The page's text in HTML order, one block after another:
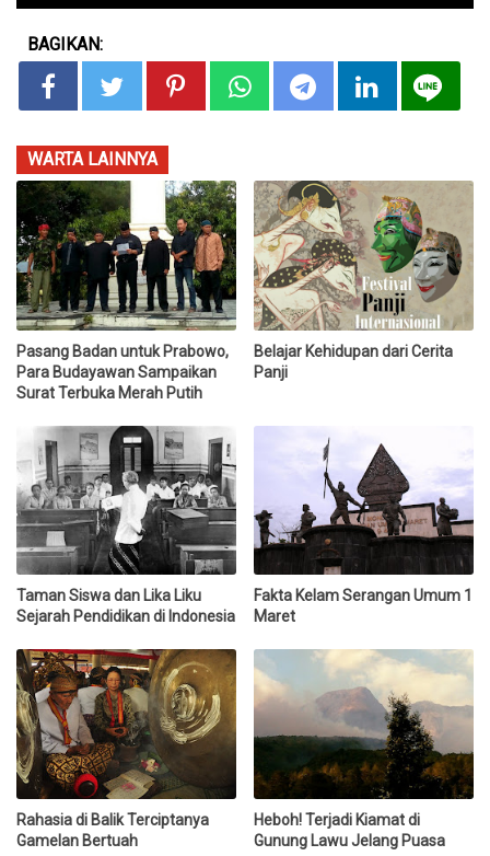
BAGIKAN:
WARTA LAINNYA
Pasang Badan untuk Prabowo,
Para Budayawan Sampaikan
Surat Terbuka Merah Putih
Belajar Kehidupan dari Cerita
Panji
Taman Siswa dan Lika Liku
Sejarah Pendidikan di Indonesia
Fakta Kelam Serangan Umum 1
Maret
Rahasia di Balik Terciptanya
Gamelan Bertuah
Heboh! Terjadi Kiamat di
Gunung Lawu Jelang Puasa